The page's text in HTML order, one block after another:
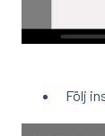
Följ